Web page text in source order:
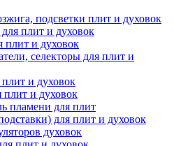
подсветки плит и духовок
плит и духовок
и духовок
селекторы для плит и
и духовок
плит и духовок
пламени для плит
для плит и духовок
духовок